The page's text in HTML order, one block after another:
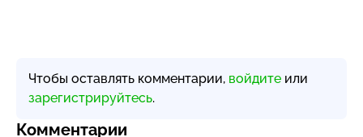
Чтобы оставлять комментарии, войдите или
зарегистрируйтесь.
Комментарии